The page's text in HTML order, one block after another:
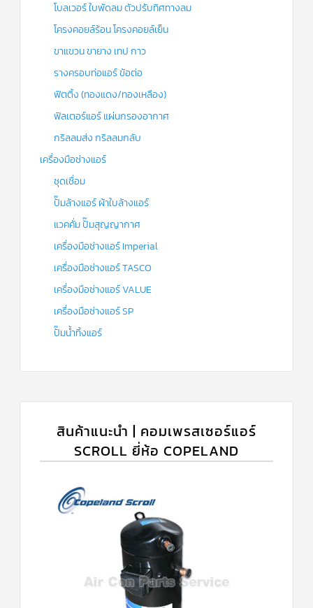
โบลเวอร์ ใบพัดลม ตัวปรับทิศทางลม
โครงคอยล์ร้อน โครงคอยล์เย็น
ขาแขวน ขายาง เทป กาว
รางครอบท่อแอร์ ข้อต่อ
ฟิตติ้ง (ทองแดง/ทองเหลือง)
ฟิลเตอร์แอร์ แผ่นกรองอากาศ
กริลลมส่ง กริลลมกลับ
เครื่องมือช่างแอร์
ชุดเชื่อม
ปั๊มล้างแอร์ ผ้าใบล้างแอร์
แวคคั่ม ปั๊มสุญญากาศ
เครื่องมือช่างแอร์ Imperial
เครื่องมือช่างแอร์ TASCO
เครื่องมือช่างแอร์ VALUE
เครื่องมือช่างแอร์ SP
ปั๊มน้ำทิ้งแอร์
สินค้าแนะนำ | คอมเพรสเซอร์แอร์
SCROLL ยี่ห้อ COPELAND